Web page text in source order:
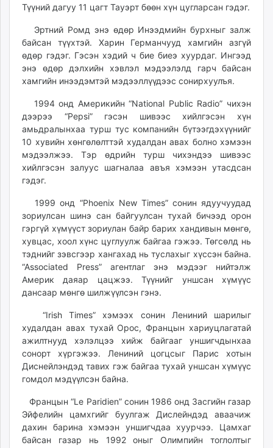
mass.mn
assa.mn
toim.mn
tac.mn
paparazzi.mn
unread.today
Түүний дагуу 11 цагт Тауэрт бөөн хүн цугларсан гэдэг.
Эртний Ромд энэ өдөр Инээдмийн бурхныг залж
байсан түүхтэй. Харин Германчууд хамгийн азгүй
өдөр гэдэг. Гэсэн хэдий ч бие биеэ хуурдаг. Ингээд
энэ өдөр дэлхийн хэвлэл мэдээлэлд гарч байсан
хамгийн инээдэмтэй мэдээллүүдээс сонирхуулъя.
1994 онд Америкийн “National Public Radio” чихэн
дээрээ “Pepsi” гэсэн шивээс хийлгэсэн хүн
амьдралынхаа турш тус компанийн бүтээгдэхүүнийг
10 хувийн хөнгөлөлттэй худалдан авах болно хэмээн
мэдээлжээ. Тэр өдрийн турш чихэндээ шивээс
хийлгэсэн залуус шагналаа авъя хэмээн утасдсан
гэдэг.
1999 онд “Phoenix New Times” сонин ядуучуудад
зориулсан шинэ сан байгуулсан тухай бичээд орон
гэргүй хүмүүст зориулан байр барих хандивын мөнгө,
хувцас, хоол хүнс цуглуулж байгаа гэжээ. Төгсөлд нь
тэднийг зэвсгээр хангахад нь туслахыг хүссэн байна.
“Associated Press” агентлаг энэ мэдээг нийтэлж
Америк даяар цацжээ. Түүнийг уншсан хүмүүс
дансаар мөнгө шилжүүлсэн гэнэ.
“Irish Times” хэмээх сонин Лениний шарилыг
худалдан авах тухай Орос, Францын хариуцлагатай
ажилтнууд хэлэлцээ хийж байгааг уншигчдынхаа
сонорт хүргэжээ. Лениний цогцсыг Парис хотын
Диснейлэндэд тавих гэж байгаа тухай уншсан хүмүүс
гомдол мэдүүлсэн байна.
Францын “Le Paridien” coнин 1986 онд Засгийн газар
Эйфелийн цамхгийг буулгаж Дислейндэд аваачиж
дахин барина хэмээн уншигчдаа хуурчээ. Цамхаг
байсан газар нь 1992 оныг Олимпийн тоглолтыг